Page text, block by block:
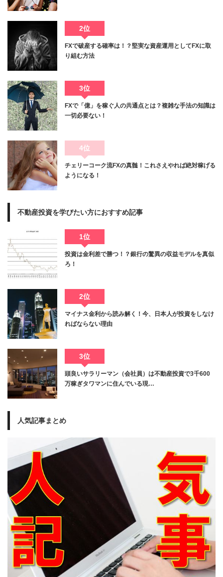
2位
FXで破産する確率は！？堅実な資産運用としてFXに取
り組む方法
3位
FXで「億」を稼ぐ人の共通点とは？複雑な手法の知識は
一切必要ない！
4位
チェリーコーク流FXの真髄！これさえやれば絶対稼げる
ようになる！
不動産投資を学びたい方におすすめ記事
1位
投資は金利差で勝つ！？銀行の驚異の収益モデルを真似
ろ！
2位
マイナス金利から読み解く！今、日本人が投資をしなけ
ればならない理由
3位
頭良いサラリーマン（会社員）は不動産投資で3千600
万稼ぎタワマンに住んでいる現…
人気記事まとめ